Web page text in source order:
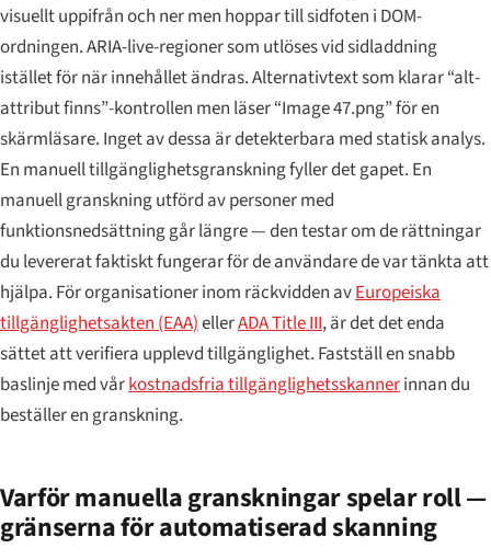
visuellt uppifrån och ner men hoppar till sidfoten i DOM-
ordningen. ARIA-live-regioner som utlöses vid sidladdning
istället för när innehållet ändras. Alternativtext som klarar “alt-
attribut finns”-kontrollen men läser “Image 47.png” för en
skärmläsare. Inget av dessa är detekterbara med statisk analys.
En manuell tillgänglighetsgranskning fyller det gapet. En
manuell granskning utförd av personer med
funktionsnedsättning går längre — den testar om de rättningar
du levererat faktiskt fungerar för de användare de var tänkta att
hjälpa. För organisationer inom räckvidden avEuropeiska
tillgänglighetsakten (EAA)ellerADA Title III, är det det enda
sättet att verifiera upplevd tillgänglighet. Fastställ en snabb
baslinje med vårkostnadsfria tillgänglighetsskannerinnan du
beställer en granskning.
Varför manuella granskningar spelar roll —
gränserna för automatiserad skanning